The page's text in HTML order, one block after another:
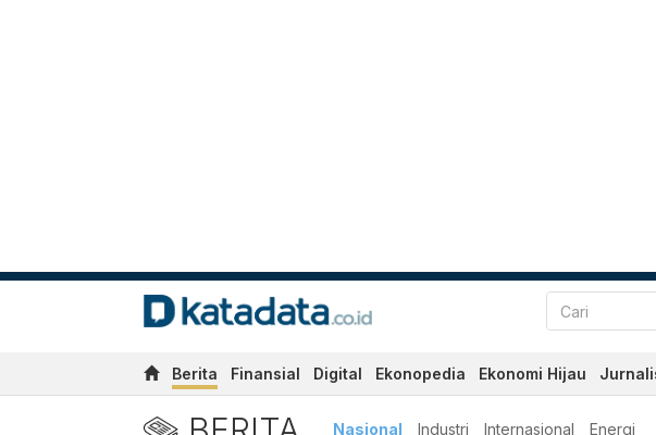
Berita Finansial Digital Ekonopedia Ekonomi Hijau
Nasional Industri Internasional Energi